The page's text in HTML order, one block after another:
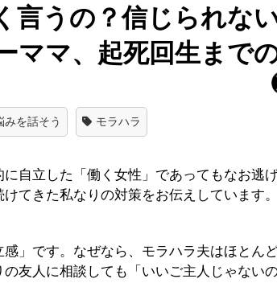
言うの？信じられな
ママ、起死回生まで
みを話そう モラハラ
自立した「働く女性」であってもなお逃
てきた私なりの対策をお伝えしています。
」です。なぜなら、モラハラ夫はほとん
友人に相談しても「いいご主人じゃない